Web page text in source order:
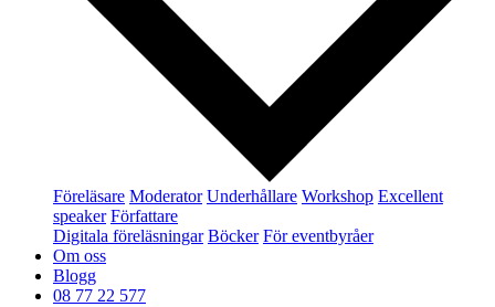
Föreläsare Moderator Underhållare Workshop Excellent
speaker Författare
Digitala föreläsningar Böcker För eventbyråer
Om oss
Blogg
08 77 22 577